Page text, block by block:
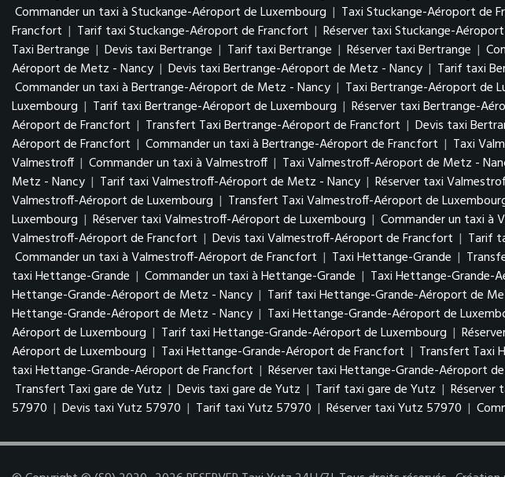
Commander un taxi à Stuckange-Aéroport de Luxembourg | Taxi Stuckange-Aéroport de
Francfort | Tarif taxi Stuckange-Aéroport de Francfort | Réserver taxi Stuckange-
Taxi Bertrange | Devis taxi Bertrange | Tarif taxi Bertrange | Réserver taxi Bertrange |
Aéroport de Metz - Nancy | Devis taxi Bertrange-Aéroport de Metz - Nancy | Tarif taxi
Commander un taxi à Bertrange-Aéroport de Metz - Nancy | Taxi Bertrange-Aéroport de
Luxembourg | Tarif taxi Bertrange-Aéroport de Luxembourg | Réserver taxi Bertrange-
Aéroport de Francfort | Transfert Taxi Bertrange-Aéroport de Francfort | Devis taxi
Aéroport de Francfort | Commander un taxi à Bertrange-Aéroport de Francfort | Taxi
Valmestroff | Commander un taxi à Valmestroff | Taxi Valmestroff-Aéroport de Metz -
Metz - Nancy | Tarif taxi Valmestroff-Aéroport de Metz - Nancy | Réserver taxi
Valmestroff-Aéroport de Luxembourg | Transfert Taxi Valmestroff-Aéroport de
Luxembourg | Réserver taxi Valmestroff-Aéroport de Luxembourg | Commander un taxi à
Valmestroff-Aéroport de Francfort | Devis taxi Valmestroff-Aéroport de Francfort | Tarif
Commander un taxi à Valmestroff-Aéroport de Francfort | Taxi Hettange-Grande |
taxi Hettange-Grande | Commander un taxi à Hettange-Grande | Taxi Hettange-Grande-
Hettange-Grande-Aéroport de Metz - Nancy | Tarif taxi Hettange-Grande-Aéroport de
Hettange-Grande-Aéroport de Metz - Nancy | Taxi Hettange-Grande-Aéroport de
Aéroport de Luxembourg | Tarif taxi Hettange-Grande-Aéroport de Luxembourg |
Aéroport de Luxembourg | Taxi Hettange-Grande-Aéroport de Francfort | Transfert Taxi
taxi Hettange-Grande-Aéroport de Francfort | Réserver taxi Hettange-Grande-Aéroport
Transfert Taxi gare de Yutz | Devis taxi gare de Yutz | Tarif taxi gare de Yutz | Réserver
57970 | Devis taxi Yutz 57970 | Tarif taxi Yutz 57970 | Réserver taxi Yutz 57970 |